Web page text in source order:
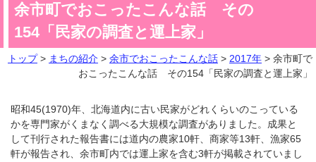
余市町でおこったこんな話 その
154「民家の調査と運上家」
トップ> まちの紹介 > 余市でおこったこんな話 > 2017年 > 余市町で
おこったこんな話 その154「民家の調査と運上家」
昭和45(1970)年、北海道内に古い民家がどれくらいのこっている
かを専門家がくまなく調べる大規模な調査がありました。成果と
して刊行された報告書には道内の農家10軒、商家等13軒、漁家65
軒が報告され、余市町内では運上家を含む3軒が掲載されていまし